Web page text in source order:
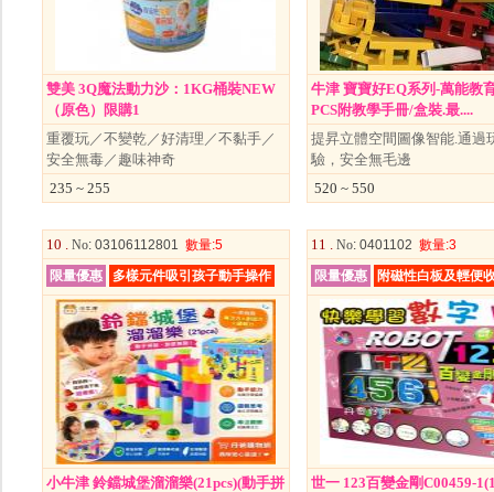
雙美 3Q魔法動力沙：1KG桶裝NEW
（原色）限購1
重覆玩／不變乾／好清理／不黏手／
安全無毒／趣味神奇
235 ~ 255
牛津 寶寶好EQ系列-萬能教
PCS附教學手冊/盒裝.最....
提昇立體空間圖像智能.通過
驗，安全無毛邊
520 ~ 550
10 . No: 03106112801 數量:5
限量優惠
多樣元件吸引孩子動手操作
小牛津 鈴鐺城堡溜溜樂(21pcs)(動手拼
11 . No: 0401102 數量:3
限量優惠
附磁性白板及輕便
世一 123百變金剛C00459-